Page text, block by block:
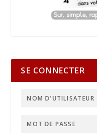
SE CONNECTER